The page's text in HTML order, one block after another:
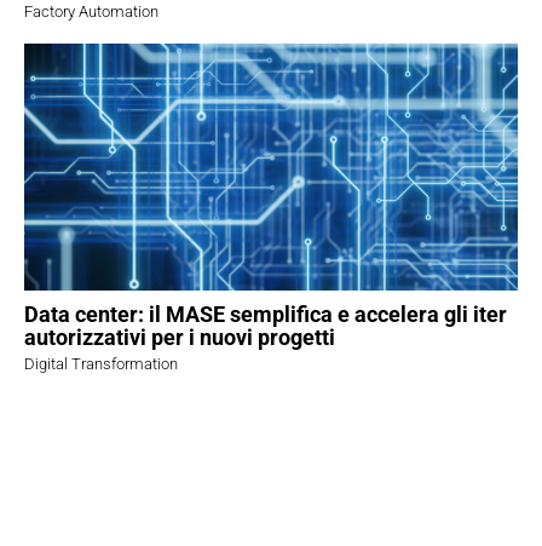
Factory Automation
Data center: il MASE semplifica e accelera gli iter
autorizzativi per i nuovi progetti
Digital Transformation